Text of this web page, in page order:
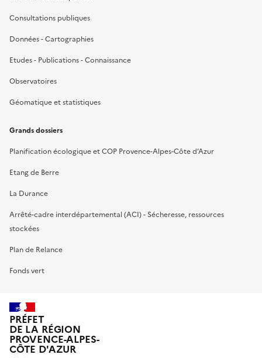
Consultations publiques
Données - Cartographies
Etudes - Publications - Connaissance
Observatoires
Géomatique et statistiques
Grands dossiers
Planification écologique et COP Provence-Alpes-Côte d’Azur
Etang de Berre
La Durance
Arrêté-cadre interdépartemental (ACI) - Sécheresse, ressources
stockées
Plan de Relance
Fonds vert
PRÉFET
DE LA RÉGION
PROVENCE-ALPES-
CÔTE D'AZUR